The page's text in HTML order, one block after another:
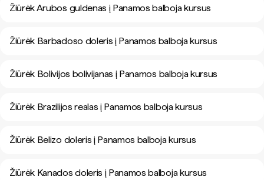
Žiūrėk Arubos guldenas į Panamos balboja kursus
Žiūrėk Barbadoso doleris į Panamos balboja kursus
Žiūrėk Bolivijos bolivijanas į Panamos balboja kursus
Žiūrėk Brazilijos realas į Panamos balboja kursus
Žiūrėk Belizo doleris į Panamos balboja kursus
Žiūrėk Kanados doleris į Panamos balboja kursus